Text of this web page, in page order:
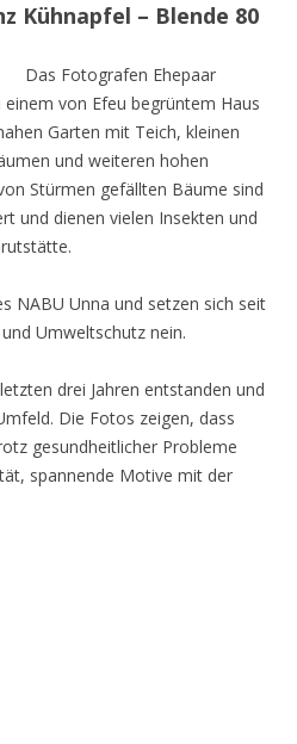
Kühnapfel – Blende 80
Das Fotografen Ehepaar
von Efeu begrüntem Haus
Garten mit Teich, kleinen
und weiteren hohen
Stürmen gefällten Bäume sind
und dienen vielen Insekten und
NABU Unna und setzen sich seit
Umweltschutz nein.
drei Jahren entstanden und
Die Fotos zeigen, dass
gesundheitlicher Probleme
spannende Motive mit der